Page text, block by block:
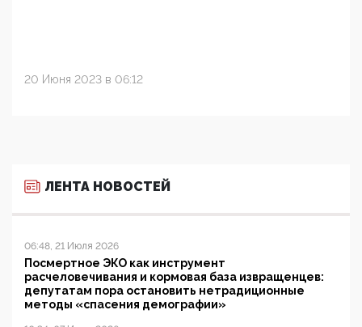
20 Июня 2023 в 06:12
ЛЕНТА НОВОСТЕЙ
06:48, 21 Июля 2026
Посмертное ЭКО как инструмент
расчеловечивания и кормовая база извращенцев:
депутатам пора остановить нетрадиционные
методы «спасения демографии»